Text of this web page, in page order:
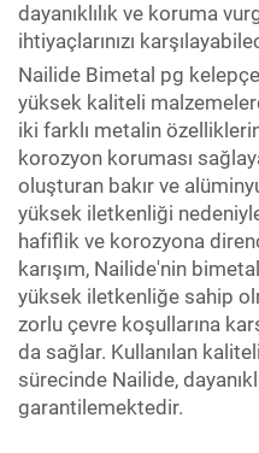
dayanıklılık ve koruma
ihtiyaçlarınızı
Nailide Bimetal pg
yüksek kaliteli
iki farklı metalin
korozyon koruması
oluşturan bakır ve
yüksek iletkenliği
hafiflik ve korozyona
karışım, Nailide'nin
yüksek iletkenliğe sahip
zorlu çevre koşullarına
da sağlar. Kullanılan
sürecinde Nailide,
garantilemektedir.